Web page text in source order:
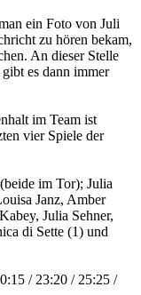
ein Foto von Juli
zu hören bekam,
An dieser Stelle
es dann immer
im Team ist
vier Spiele der
im Tor); Julia
Janz, Amber
Julia Sehner,
di Sette (1) und
/ 23:20 / 25:25 /